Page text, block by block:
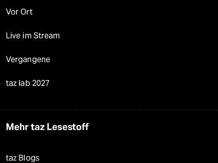
Vor Ort
Live im Stream
Vergangene
taz lab 2027
Mehr taz Lesestoff
taz Blogs